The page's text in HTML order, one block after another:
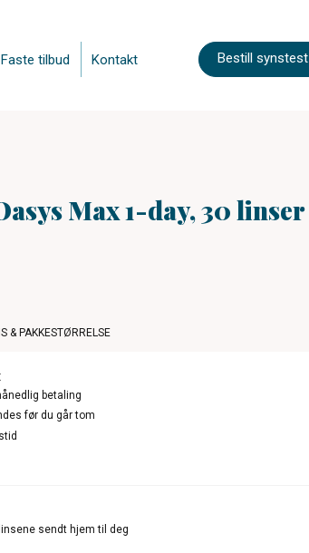
Bestill synstest
Faste tilbud Kontakt
Max 1-day, 30 linser
& PAKKESTØRRELSE
betaling
før du går tom
sendt hjem til deg